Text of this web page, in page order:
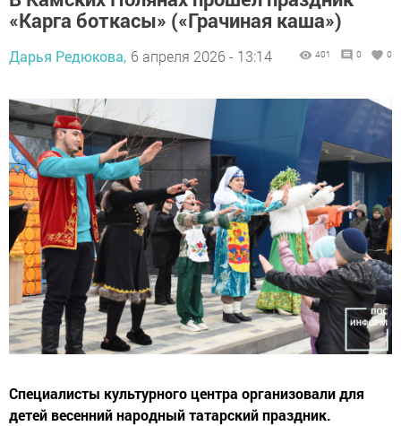
«Карга боткасы» («Грачиная каша»)
Дарья Редюкова, 6 апреля 2026 - 13:14 401 0 0
Специалисты культурного центра организовали для
детей весенний народный татарский праздник.